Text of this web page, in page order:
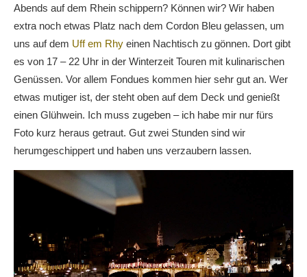
Abends auf dem Rhein schippern? Können wir? Wir haben
extra noch etwas Platz nach dem Cordon Bleu gelassen, um
uns auf dem Uff em Rhy einen Nachtisch zu gönnen. Dort gibt
es von 17 – 22 Uhr in der Winterzeit Touren mit kulinarischen
Genüssen. Vor allem Fondues kommen hier sehr gut an. Wer
etwas mutiger ist, der steht oben auf dem Deck und genießt
einen Glühwein. Ich muss zugeben – ich habe mir nur fürs
Foto kurz heraus getraut. Gut zwei Stunden sind wir
herumgeschippert und haben uns verzaubern lassen.